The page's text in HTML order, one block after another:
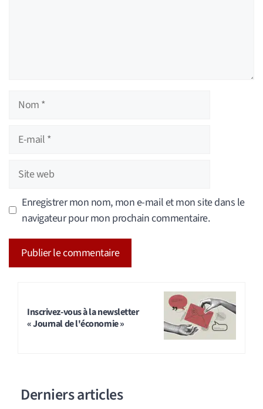
Nom
Site
web
Enregistrer mon nom, mon e-mail et mon site dans le
navigateur pour mon prochain commentaire.
Inscrivez-vous à la newsletter
« Journal de l'économie »
Derniers articles